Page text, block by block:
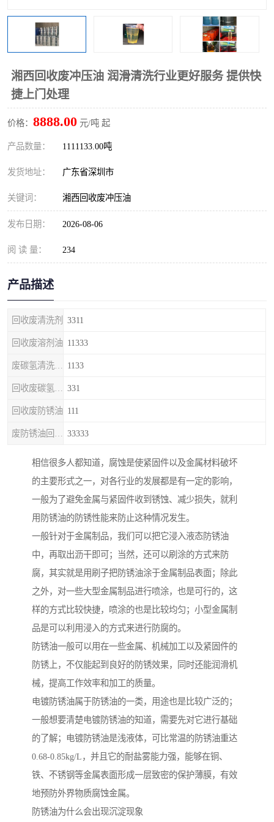
湘西回收废冲压油 润滑清洗行业更好服务 提供快
捷上门处理
价格： 8888.00 元/吨 起
产品数量： 1111133.00吨
发货地址： 广东省深圳市
关键词： 湘西回收废冲压油
发布日期： 2026-08-06
阅 读 量： 234
产品描述
回收废清洗剂 3311
回收废溶剂油 11333
1133
331
回收废防锈油 111
33333
相信很多人都知道，腐蚀是使紧固件以及金属材料破坏
的主要形式之一，对各行业的发展都是有一定的影响，
一般为了避免金属与紧固件收到锈蚀、减少损失，就利
用防锈油的防锈性能来防止这种情况发生。
一般针对于金属制品，我们可以把它浸入液态防锈油
中，再取出沥干即可；当然，还可以刷涂的方式来防
腐，其实就是用刷子把防锈油涂于金属制品表面；除此
之外，对一些大型金属制品进行喷涂，也是可行的，这
样的方式比较快捷，喷涂的也是比较均匀；小型金属制
品是可以利用浸入的方式来进行防腐的。
防锈油一般可以用在一些金属、机械加工以及紧固件的
防锈上，不仅能起到良好的防锈效果，同时还能润滑机
械，提高工作效率和加工的质量。
电镀防锈油属于防锈油的一类，用途也是比较广泛的；
一般想要清楚电镀防锈油的知道，需要先对它进行基础
的了解；电镀防锈油是浅液体，可比常温的防锈油重达
0.68-0.85kg/L，并且它的耐盐雾能力强，能够在铜、
铁、不锈钢等金属表面形成一层致密的保护薄膜，有效
地预防外界物质腐蚀金属。
防锈油为什么会出现沉淀现象